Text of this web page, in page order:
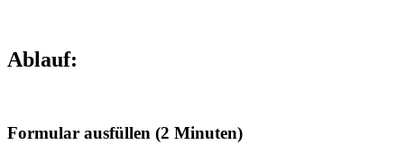
Ablauf:
Formular ausfüllen (2 Minuten)